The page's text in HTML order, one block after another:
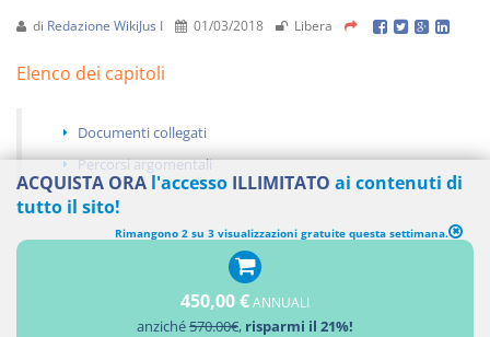
di Redazione WikiJus I 01/03/2018 Libera
Elenco dei capitoli
Documenti collegati
Percorsi argomentali
UTILI DA PARTECIPAZIONE
ACQUISTA ORA l'accesso ILLIMITATO ai contenuti di
tutto il sito!
Rimangono 2 su 3 visualizzazioni gratuite questa settimana.
450,00 €ANNUALI
anziché570.00€, risparmi il 21%!